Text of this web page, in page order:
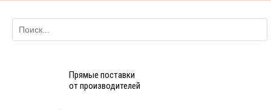
Прямые поставки
от производителей